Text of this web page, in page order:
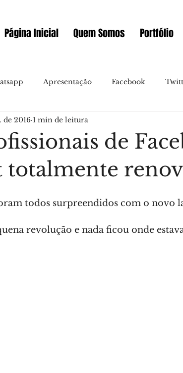
Página Inicial Quem Somos Portfólio
Apresentação Facebook
Video Novidades
Marketing Online
WIX Portugal Videoconferencia
de
totalmente
de 2016 1 min de leitura
todos surpreendidos com o novo
revolução e nada ficou onde